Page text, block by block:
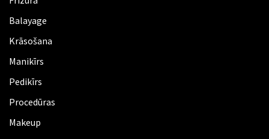
​Balayage
Krāsošana
Manikīrs
​Pedikīrs
Procedūras
Makeup